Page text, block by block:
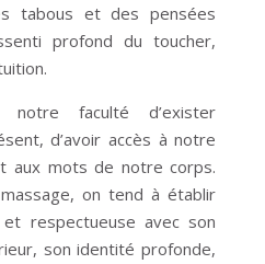
tabous et des pensées
profond du toucher,
notre faculté d’exister
d’avoir accès à notre
aux mots de notre corps.
on tend à établir
respectueuse avec son
son identité profonde,